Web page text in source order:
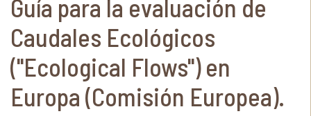
Guía para la evaluación de
Caudales Ecológicos
("Ecological Flows") en
Europa (Comisión Europea).